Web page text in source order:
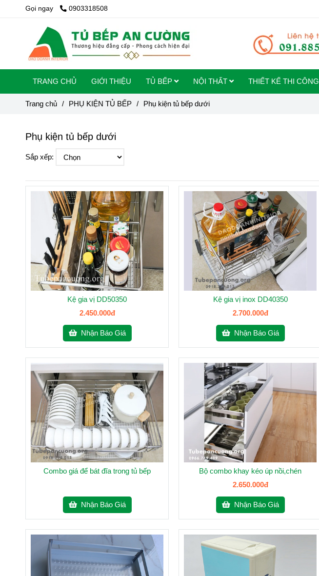
Gọi ngay 0903318508
TRANG CHỦ GIỚI THIỆU TỦ BẾP NỘI THẤT THIẾT KẾ THI CÔNG
Trang chủ / PHỤ KIỆN TỦ BẾP / Phụ kiện tủ bếp dưới
Phụ kiện tủ bếp dưới
Sắp xếp:
Kệ gia vị DD50350
2.450.000đ
Nhận Báo Giá
Kệ gia vị inox DD40350
2.700.000đ
Nhận Báo Giá
Combo giá để bát đĩa trong tủ bếp
Nhận Báo Giá
Bộ combo khay kéo úp nồi,chén
2.650.000đ
Nhận Báo Giá